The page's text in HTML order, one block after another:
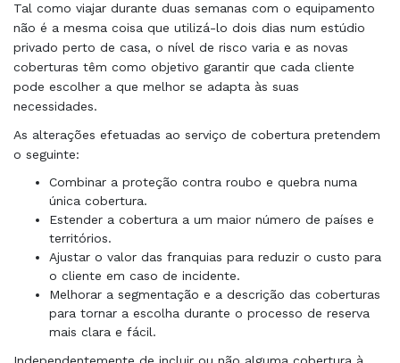
Tal como viajar durante duas semanas com o equipamento
não é a mesma coisa que utilizá-lo dois dias num estúdio
privado perto de casa, o nível de risco varia e as novas
coberturas têm como objetivo garantir que cada cliente
pode escolher a que melhor se adapta às suas
necessidades.
As alterações efetuadas ao serviço de cobertura pretendem
o seguinte:
Combinar a proteção contra roubo e quebra numa
única cobertura.
Estender a cobertura a um maior número de países e
territórios.
Ajustar o valor das franquias para reduzir o custo para
o cliente em caso de incidente.
Melhorar a segmentação e a descrição das coberturas
para tornar a escolha durante o processo de reserva
mais clara e fácil.